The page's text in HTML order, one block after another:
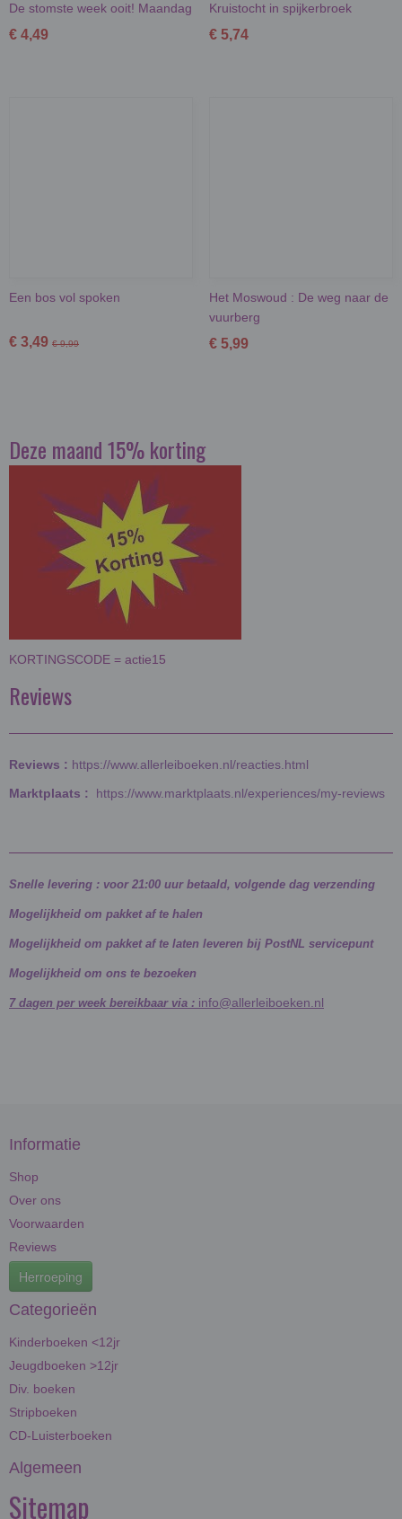
De stomste week ooit! Maandag
€ 4,49
Kruistocht in spijkerbroek
€ 5,74
Een bos vol spoken
€ 3,49 € 9,99
Het Moswoud : De weg naar de
vuurberg
€ 5,99
Deze maand 15% korting
KORTINGSCODE = actie15
Reviews
Reviews : https://www.allerleiboeken.nl/reacties.html
Marktplaats : https://www.marktplaats.nl/experiences/my-reviews
Snelle levering : voor 21:00 uur betaald, volgende dag verzending
Mogelijkheid om pakket af te halen
Mogelijkheid om pakket af te laten leveren bij PostNL servicepunt
Mogelijkheid om ons te bezoeken
7 dagen per week bereikbaar via : info@allerleiboeken.nl
Informatie
Shop
Over ons
Voorwaarden
Reviews
Herroeping
Categorieën
Kinderboeken <12jr
Jeugdboeken >12jr
Div. boeken
Stripboeken
CD-Luisterboeken
Algemeen
Sitemap